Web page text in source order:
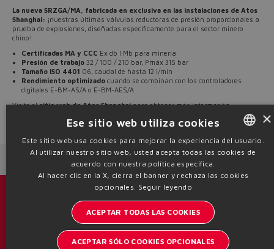
La nueva SRZGA/MA, fabricada en exclusiva en las instalaciones de Atos
Shanghai: ¡nuestras últimas válvulas reductoras de presión proporcionales a
prueba de explosiones, diseñadas específicamente para el sector minero
chino!
Certificadas MA y CCC Ex db I Mb para minería
Presión de trabajo 32 / 100 / 210 bar, Pmáx 315 bar
Tamaño ISO 4401 06, caudal de hasta 12 l/min
Rendimiento optimizado cuando se combinan con los controladores
digitales E-BM-AS/A o E-BM-AES/A
Visite elsitio web de Atos Shanghaipara obtener más información.
Source: NW26-180
Manténgase informado del mundo Atos
Inscription à la newsletter
ENGLISH
ITALIAN
×
Ese sitio web utiliza cookies
Este sitio web usa cookies para mejorar la experiencia del usuario.
Al utilizar nuestro sitio web, usted acepta todas las cookies de
acuerdo con nuestra política específica.
Al hacer clic en la X, cierra el banner y rechaza las cookies
opcionales. Seguir leyendo
ACEPTAR TODAS LAS COOKIES
ACEPTAR SÓLO COOKIES OPCIONALES